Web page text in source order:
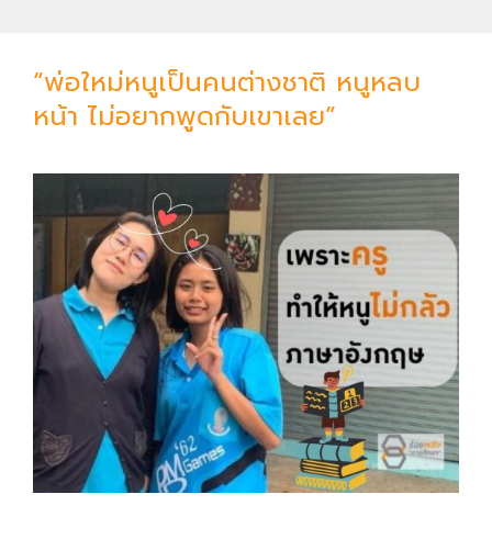
ดี
แ
ล้
ห
ร
อ
จ
ม
า
ส
อ
น
ที่
“พ่อใหม่หนูเป็นคนต่างชาติ หนูหลบ
หน้า ไม่อยากพูดกับเขาเลย”